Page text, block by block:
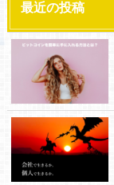
最近の投稿